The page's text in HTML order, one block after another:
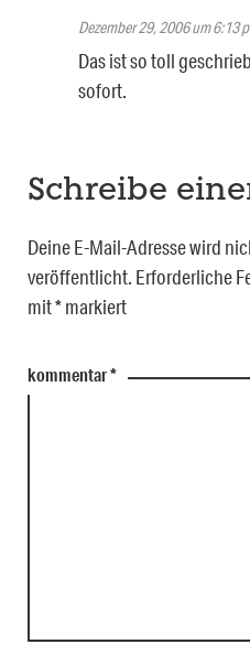
Dezember 29, 2006 um 6:13
Das ist so toll
sofort.
Schreibe
Deine E-Mail-Adresse wird
veröffentlicht. Erforderliche
mit*markiert
kommentar*